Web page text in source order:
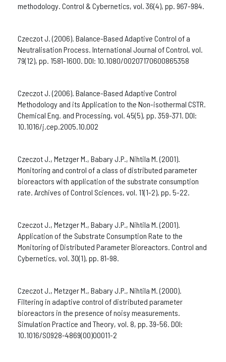
methodology. Control & Cybernetics, vol. 36(4), pp. 967-984.
Czeczot J. (2006). Balance-Based Adaptive Control of a
Neutralisation Process. International Journal of Control, vol.
79(12), pp. 1581-1600. DOI: 10.1080/00207170600865358
Czeczot J. (2006). Balance-Based Adaptive Control
Methodology and its Application to the Non-isothermal CSTR.
Chemical Eng. and Processing, vol. 45(5), pp. 359-371. DOI:
10.1016/j.cep.2005.10.002
Czeczot J., Metzger M., Babary J.P., Nihtila M. (2001).
Monitoring and control of a class of distributed parameter
bioreactors with application of the substrate consumption
rate. Archives of Control Sciences, vol. 11(1-2), pp. 5-22.
Czeczot J., Metzger M., Babary J.P., Nihtila M. (2001).
Application of the Substrate Consumption Rate to the
Monitoring of Distributed Parameter Bioreactors. Control and
Cybernetics, vol. 30(1), pp. 81-98.
Czeczot J., Metzger M., Babary J.P., Nihtila M. (2000).
Filtering in adaptive control of distributed parameter
bioreactors in the presence of noisy measurements.
Simulation Practice and Theory, vol. 8, pp. 39-56. DOI:
10.1016/S0928-4869(00)00011-2